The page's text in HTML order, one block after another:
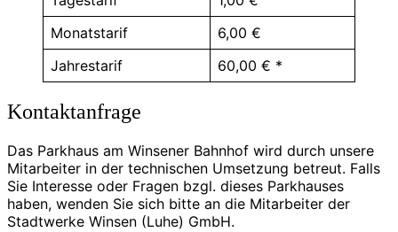
Monatstarif
6,00 €
Jahrestarif
60,00 € *
Kontaktanfrage
Das Parkhaus am Winsener Bahnhof wird durch unsere
Mitarbeiter in der technischen Umsetzung betreut. Falls
Sie Interesse oder Fragen bzgl. dieses Parkhauses
haben, wenden Sie sich bitte an die Mitarbeiter der
Stadtwerke Winsen (Luhe) GmbH.